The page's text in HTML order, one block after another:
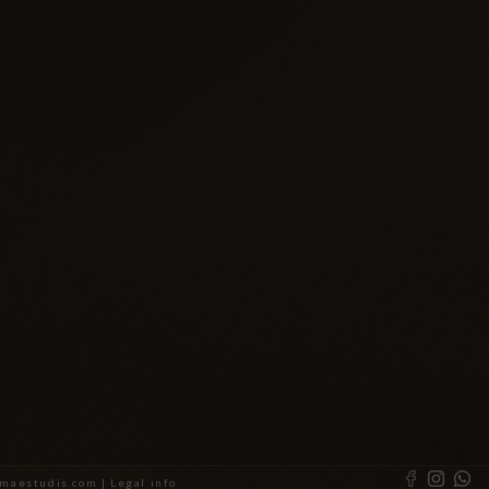
| Legal info